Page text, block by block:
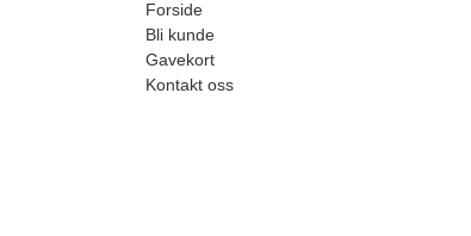
Forside
Bli kunde
Gavekort
Kontakt oss